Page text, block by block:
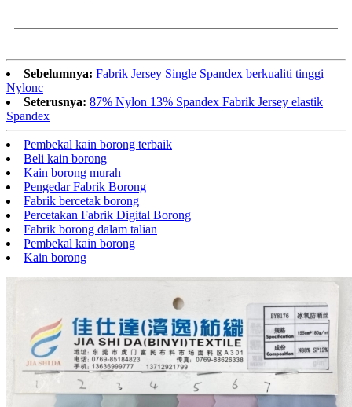
Sebelumnya: Fabrik Jersey Single Spandex berkualiti tinggi
Nylonc
Seterusnya: 87% Nylon 13% Spandex Fabrik Jersey elastik
Spandex
Pembekal kain borong terbaik
Beli kain borong
Kain borong murah
Pengedar Fabrik Borong
Fabrik bercetak borong
Percetakan Fabrik Digital Borong
Fabrik borong dalam talian
Pembekal kain borong
Kain borong